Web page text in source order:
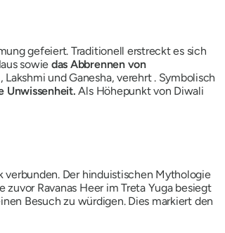
gefeiert. Traditionell erstreckt es sich
sowie das Abbrennen von
, Lakshmi und Ganesha, verehrt . Symbolisch
Unwissenheit. Als Höhepunkt von Diwali
Der hinduistischen Mythologie
zuvor Ravanas Heer imTreta Yuga besiegt
Besuch zu würdigen. Dies markiert den